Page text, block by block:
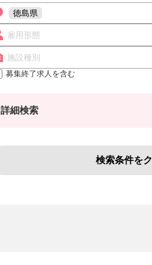
徳島県
雇用形態
施設種別
募集終了求人を含む
詳細検索
検索条件を